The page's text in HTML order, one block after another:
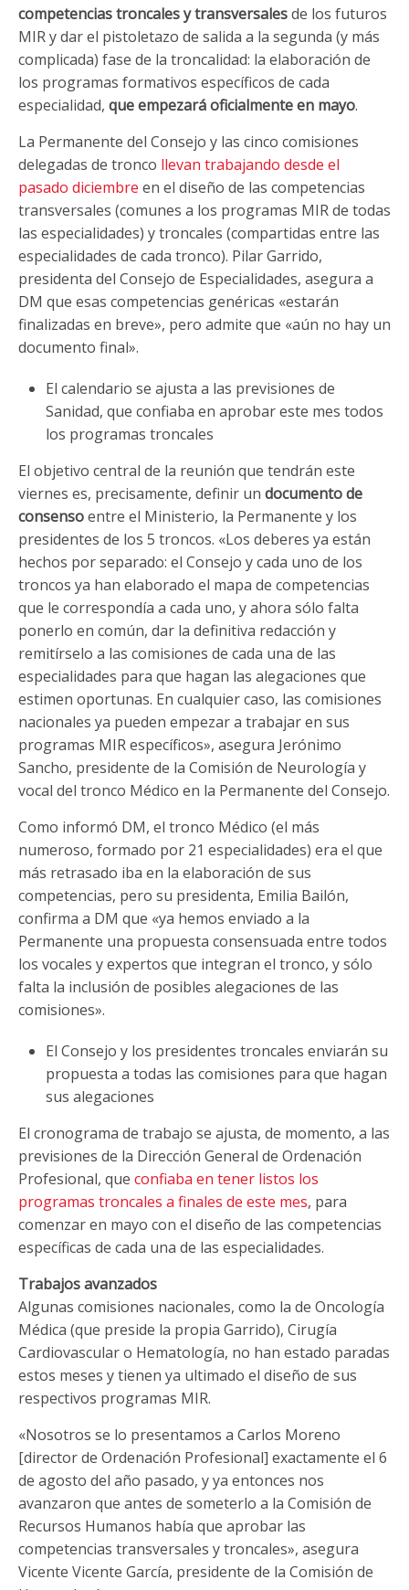
competencias troncales y transversalesde los futuros
MIR y dar el pistoletazo de salida a la segunda (y más
complicada) fase de la troncalidad: la elaboración de
los programas formativos específicos de cada
especialidad, que empezará oficialmente en mayo.
La Permanente del Consejo y las cinco comisiones
delegadas de tronco llevan trabajando desde el
pasado diciembre en el diseño de las competencias
transversales (comunes a los programas MIR de todas
las especialidades) y troncales (compartidas entre las
especialidades de cada tronco). Pilar Garrido,
presidenta del Consejo de Especialidades, asegura a
DM que esas competencias genéricas «estarán
finalizadas en breve», pero admite que «aún no hay un
documento final».
El calendario se ajusta a las previsiones de
Sanidad, que confiaba en aprobar este mes todos
los programas troncales
El objetivo central de la reunión que tendrán este
viernes es, precisamente, definir un documento de
consensoentre el Ministerio, la Permanente y los
presidentes de los 5 troncos. «Los deberes ya están
hechos por separado: el Consejo y cada uno de los
troncos ya han elaborado el mapa de competencias
que le correspondía a cada uno, y ahora sólo falta
ponerlo en común, dar la definitiva redacción y
remitírselo a las comisiones de cada una de las
especialidades para que hagan las alegaciones que
estimen oportunas. En cualquier caso, las comisiones
nacionales ya pueden empezar a trabajar en sus
programas MIR específicos», asegura Jerónimo
Sancho, presidente de la Comisión de Neurología y
vocal del tronco Médico en la Permanente del Consejo.
Como informó DM, el tronco Médico (el más
numeroso, formado por 21 especialidades) era el que
más retrasado iba en la elaboración de sus
competencias, pero su presidenta, Emilia Bailón,
confirma a DM que «ya hemos enviado a la
Permanente una propuesta consensuada entre todos
los vocales y expertos que integran el tronco, y sólo
falta la inclusión de posibles alegaciones de las
comisiones».
El Consejo y los presidentes troncales enviarán su
propuesta a todas las comisiones para que hagan
sus alegaciones
El cronograma de trabajo se ajusta, de momento, a las
previsiones de la Dirección General de Ordenación
Profesional, que confiaba en tener listos los
programas troncales a finales de este mes, para
comenzar en mayo con el diseño de las competencias
específicas de cada una de las especialidades.
Trabajos avanzados
Algunas comisiones nacionales, como la de Oncología
Médica (que preside la propia Garrido), Cirugía
Cardiovascular o Hematología, no han estado paradas
estos meses y tienen ya ultimado el diseño de sus
respectivos programas MIR.
«Nosotros se lo presentamos a Carlos Moreno
[director de Ordenación Profesional] exactamente el 6
de agosto del año pasado, y ya entonces nos
avanzaron que antes de someterlo a la Comisión de
Recursos Humanos había que aprobar las
competencias transversales y troncales», asegura
Vicente Vicente García, presidente de la Comisión de